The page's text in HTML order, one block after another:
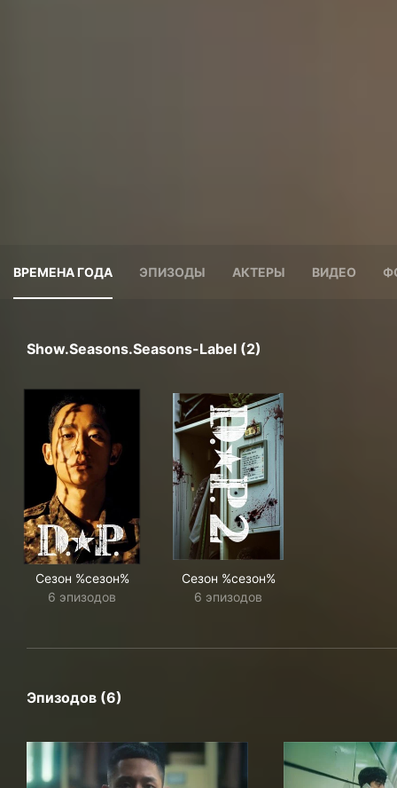
ВРЕМЕНА ГОДА ЭПИЗОДЫ АКТЕРЫ ВИДЕО
Show.seasons.seasons-Label (2)
Сезон %сезон%
6 эпизодов
Сезон %сезон%
6 эпизодов
Эпизодов (6)